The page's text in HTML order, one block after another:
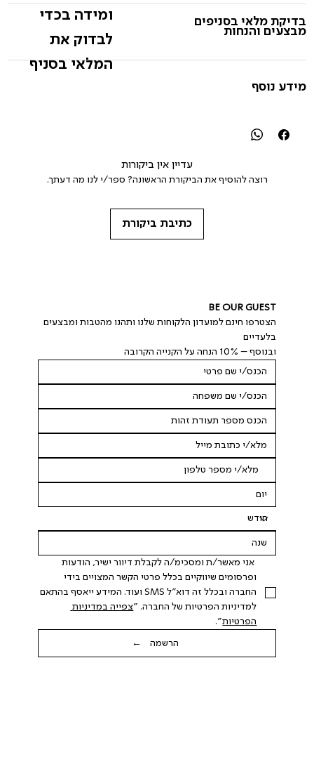
ומידה בכדי
לבדוק את
המלאי בסניף
בדיקת מלאי בסניפים
מבצעים והנחות
מידע נוסף
עדיין אין ביקורות
רוצה להוסיף את הביקורת הראשונה? ספר/י לנו מה דעתך.
כתיבת ביקורת
BE OUR GUEST
הצטרפו חינם למועדון הלקוחות שלנו ותהנו מהטבות ומבצעים
בלעדיים
ובנוסף – 10% הנחה על הקנייה הקרובה
אני מאשר/ת ומסכימ/ה לקבלת דיוור ישיר, הודעות
החברה ובכלל זה דוא"ל SMS ועוד. המידע ייאסף בהתאם
למדיניות הפרטיות של החברה. "
צפייה במדיניות
הפרטיות".
הרשמה ←